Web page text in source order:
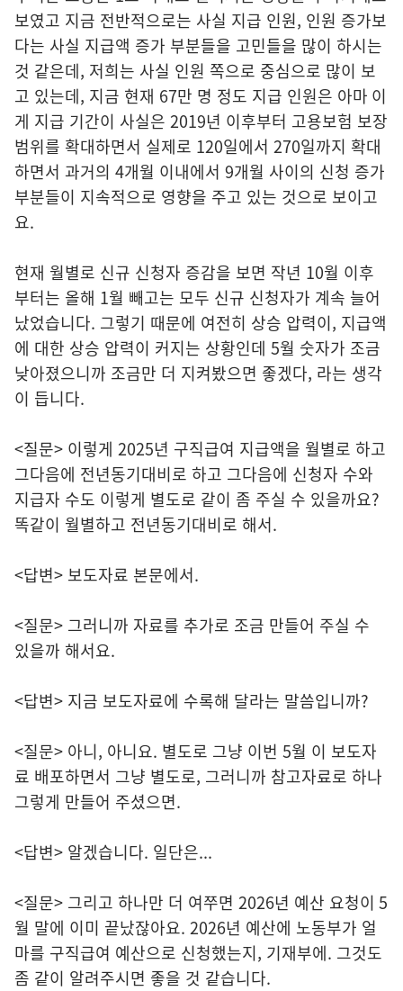
보였고 지금 전반적으로는 사실 지급 인원, 인원 증가보
다는 사실 지급액 증가 부분들을 고민들을 많이 하시는
것 같은데, 저희는 사실 인원 쪽으로 중심으로 많이 보
고 있는데, 지금 현재 67만 명 정도 지급 인원은 아마 이
게 지급 기간이 사실은 2019년 이후부터 고용보험 보장
범위를 확대하면서 실제로 120일에서 270일까지 확대
하면서 과거의 4개월 이내에서 9개월 사이의 신청 증가
부분들이 지속적으로 영향을 주고 있는 것으로 보이고
요.
현재 월별로 신규 신청자 증감을 보면 작년 10월 이후
부터는 올해 1월 빼고는 모두 신규 신청자가 계속 늘어
났었습니다. 그렇기 때문에 여전히 상승 압력이, 지급액
에 대한 상승 압력이 커지는 상황인데 5월 숫자가 조금
낮아졌으니까 조금만 더 지켜봤으면 좋겠다, 라는 생각
이 듭니다.
<질문> 이렇게 2025년 구직급여 지급액을 월별로 하고
그다음에 전년동기대비로 하고 그다음에 신청자 수와
지급자 수도 이렇게 별도로 같이 좀 주실 수 있을까요?
똑같이 월별하고 전년동기대비로 해서.
<답변> 보도자료 본문에서.
<질문> 그러니까 자료를 추가로 조금 만들어 주실 수
있을까 해서요.
<답변> 지금 보도자료에 수록해 달라는 말씀입니까?
<질문> 아니, 아니요. 별도로 그냥 이번 5월 이 보도자
료 배포하면서 그냥 별도로, 그러니까 참고자료로 하나
그렇게 만들어 주셨으면.
<답변> 알겠습니다. 일단은...
<질문> 그리고 하나만 더 여쭈면 2026년 예산 요청이 5
월 말에 이미 끝났잖아요. 2026년 예산에 노동부가 얼
마를 구직급여 예산으로 신청했는지, 기재부에. 그것도
좀 같이 알려주시면 좋을 것 같습니다.